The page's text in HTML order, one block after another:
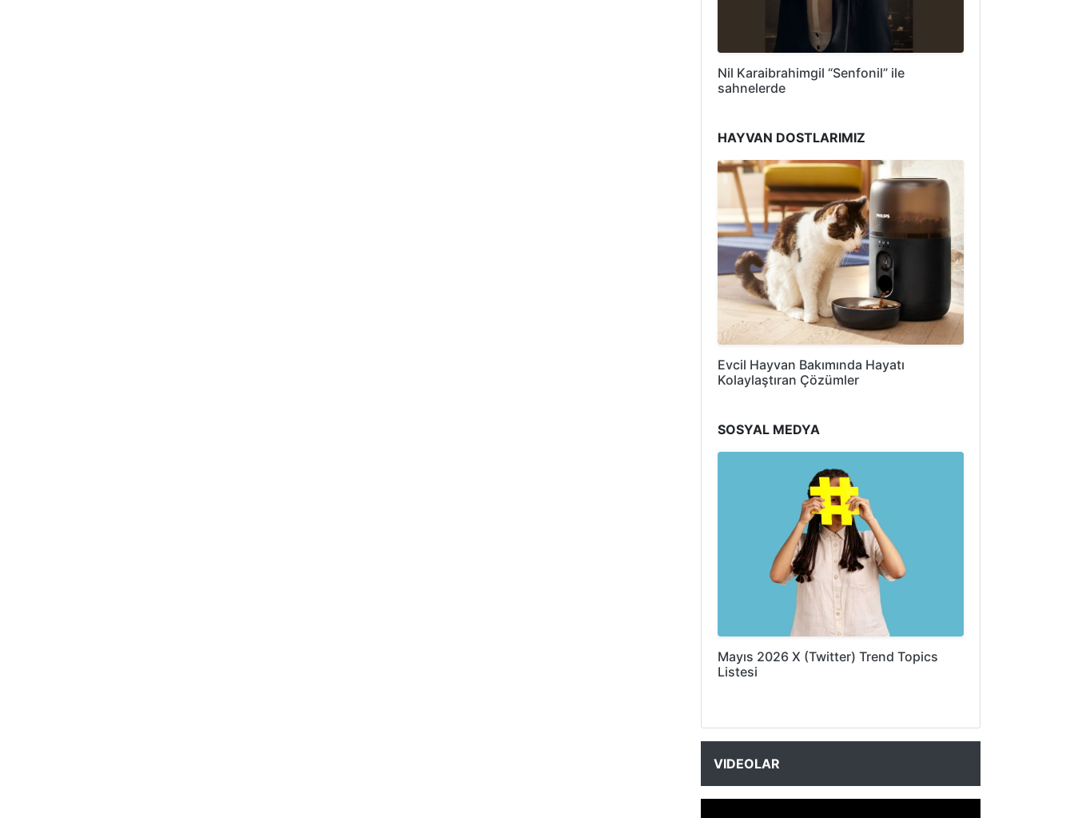
Nil Karaibrahimgil “Senfonil” ile
sahnelerde
HAYVAN DOSTLARIMIZ
Evcil Hayvan Bakımında Hayatı
Kolaylaştıran Çözümler
SOSYAL MEDYA
Mayıs 2026 X (Twitter) Trend Topics
Listesi
VIDEOLAR